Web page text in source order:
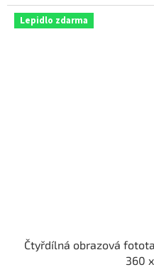
Lepidlo zdarma
Čtyřdílná obrazová
360